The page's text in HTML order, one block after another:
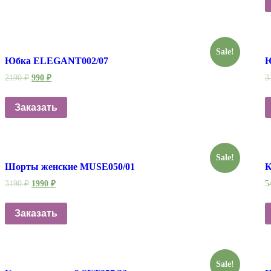
Sale!
Юбка ELEGANT002/07
2190₽ 990 ₽
Заказать
Sale!
Шорты женские MUSE050/01
3190₽ 1990 ₽
Заказать
Sale!